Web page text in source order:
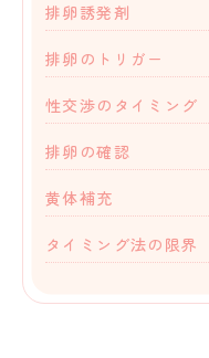
排卵誘発剤
排卵のトリガー
性交渉のタイミング
排卵の確認
黄体補充
タイミング法の限界